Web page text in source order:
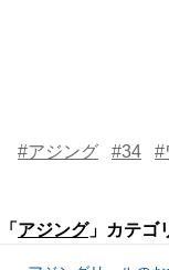
#アジング #34 #
「 アジング」カテゴ